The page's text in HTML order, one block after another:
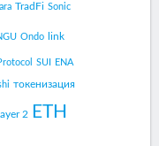
TradFi Sonic
Ondo link
SUI ENA
токенизация
2 ETH